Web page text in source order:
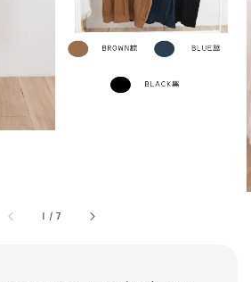
1 /7